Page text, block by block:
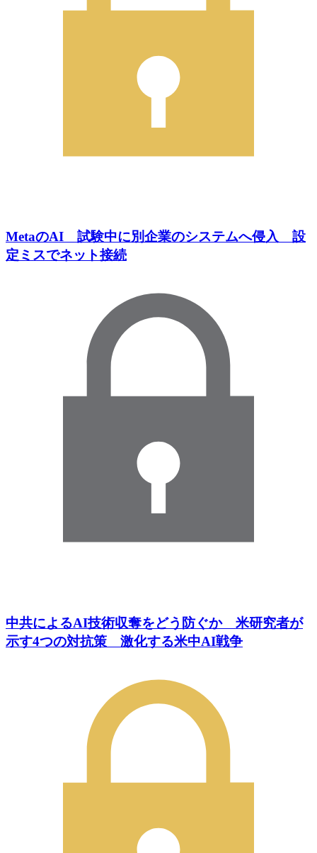
MetaのAI 試験中に別企業のシステムへ侵入 設
定ミスでネット接続
中共によるAI技術収奪をどう防ぐか 米研究者が
示す4つの対抗策 激化する米中AI戦争